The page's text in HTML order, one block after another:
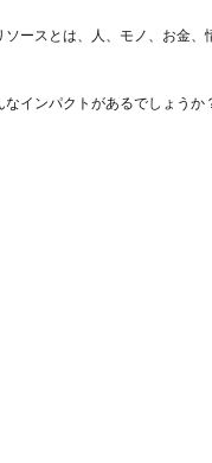
ースとは、人、モノ、お金、
インパクトがあるでしょうか